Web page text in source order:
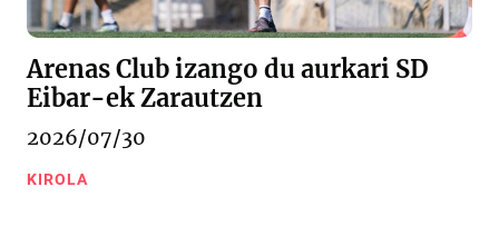
Arenas Club izango du aurkari SD
Eibar-ek Zarautzen
2026/07/30
KIROLA